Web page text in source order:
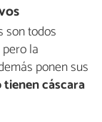
son todos
la
ponen sus
cáscara